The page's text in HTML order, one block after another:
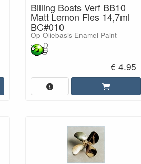
Billing Boats Verf BB10
Matt Lemon Fles 14,7ml
BC#010
Op Oliebasis Enamel Paint
€ 4.95